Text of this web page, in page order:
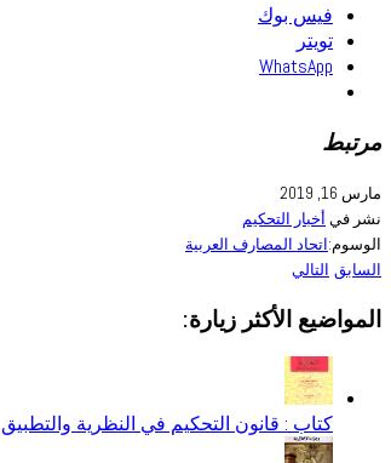
فيس بوك
تويتر
WhatsApp
مرتبط
مارس 16, 2019
نشر في أخبار التحكيم
الوسوم:اتحاد المصارف العربية
السابق التالي
المواضيع الأكثر زيارة:
كتاب : قانون التحكيم في النظرية والتطبيق